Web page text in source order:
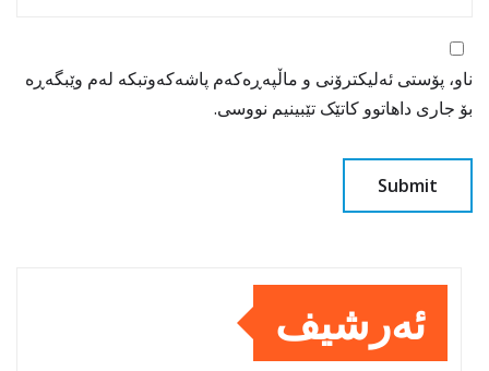
ناو، پۆستی ئەلیکترۆنی و ماڵپەڕەکەم پاشەکەوتبکە لەم وێبگەڕە
بۆ جاری داهاتوو کاتێک تێبینیم نووسی.
ئەرشیف